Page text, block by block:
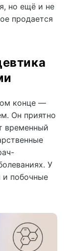
но ещё и не
продается
конце —
Он приятно
временный
У
и побочные